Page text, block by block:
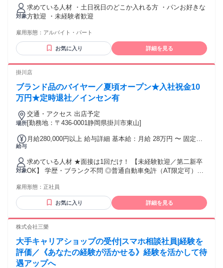
対象
求めている人材 ・土日祝日のどこか入れる方 ・パンお好きな
方歓迎 ・未経験者歓迎
雇用形態： アルバイト・パート
お気に入り 詳細を見る
掛川店
ブランド品のバイヤー／夏頃オープン★入社祝金10
万円★定時退社／インセン有
場所
交通・アクセス 出店予定
[勤務地：〒436-0001静岡県掛川市東山]
給与
月給280,000円以上 給与詳細 基本給：月給 28万円 〜 固定残
勤・家族手当金額：なし 全員に一律で支払われるその他手当
金額：なし ■月給28万円～35万円以上＋役職手当＋インセン
ティブ ※固定残業代32時間/60,000円分を含む <副店長> 月給
30万円以上 <店長> 月給35万円以上 ◆インセンティブで大幅
達成率に応じて、毎月インセンティブが支給されます。先輩
メンバーの多くが、入社3～6ヶ月で初達成し、年間80万円を
超えるインセンティブをGETしています！
対象
求めている人材 ★面接は1回だけ！ 【未経験歓迎／第二新卒
OK】 学歴・ブランク不問 ◎普通自動車免許（AT限定可）も
いけど興味はある」 「接客を初めてチャレンジしたい」 そん
な方も大歓迎。イチから丁寧に教えるので安心です。 査定と
いう一生使えるスキルも身につきます！ ＜こんな経験活かせ
店の接客スタッフ、その他営業経験
雇用形態： 正社員
お気に入り 詳細を見る
株式会社三樂
大手キャリアショップの受付|スマホ相談社員|経験を
評価／《あなたの経験が活かせる》経験を活かして待
遇アップへ